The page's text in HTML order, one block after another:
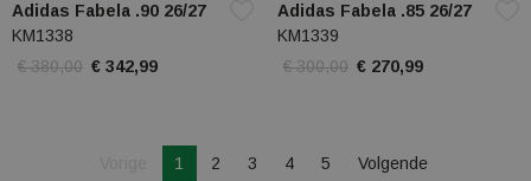
Adidas Fabela .90 26/27
KM1338
€ 380,00 € 342,99
Adidas Fabela .85 26/27
KM1339
€ 300,00 € 270,99
Je bent op pagina
1 2 3 4 5 VolgendePagina